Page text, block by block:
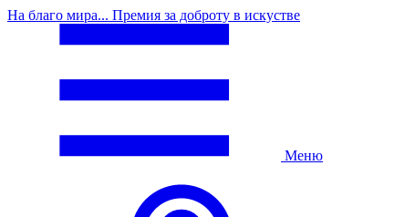
На благо мира... Премия за доброту в искустве
Меню